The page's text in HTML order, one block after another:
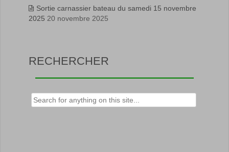
Sortie carnassier bateau du samedi 15 novembre
2025 20 novembre 2025
RECHERCHER
Rechercher :